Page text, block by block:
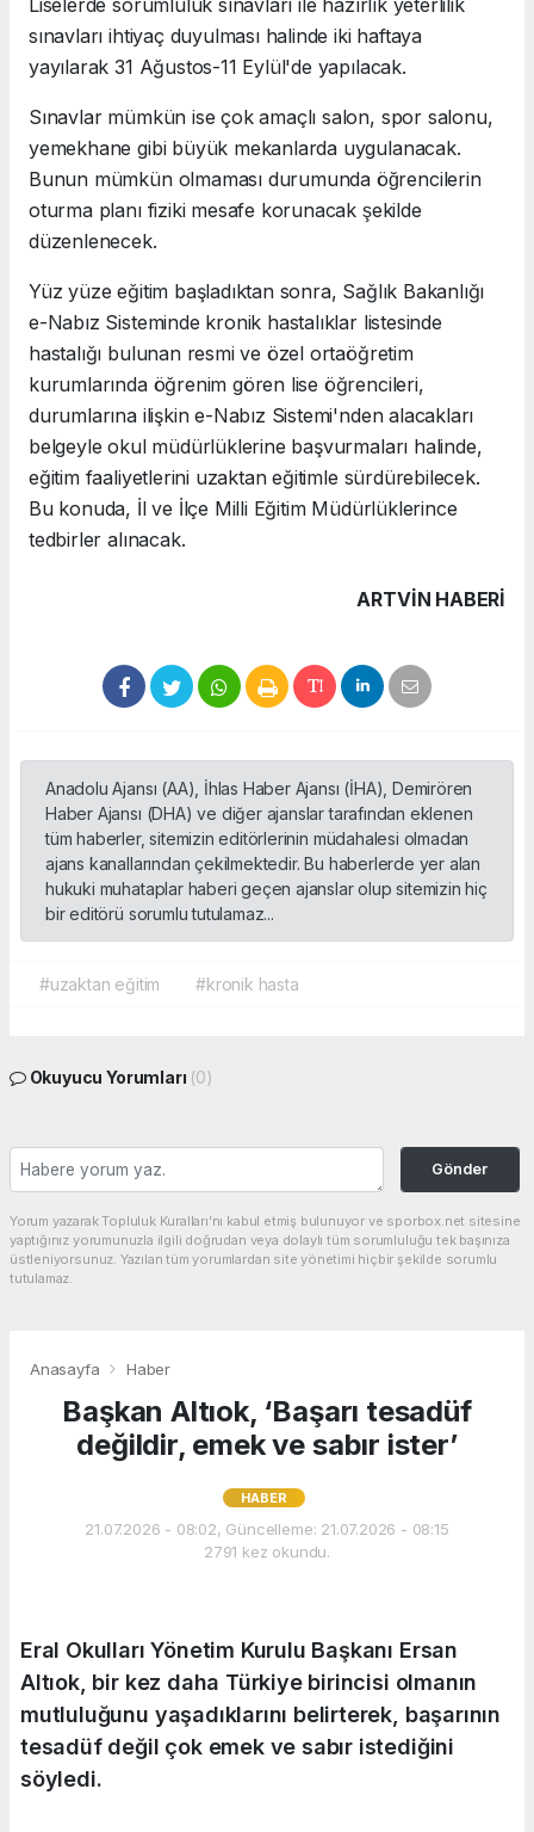
sınavları ihtiyaç duyulması halinde iki haftaya
yayılarak 31 Ağustos-11 Eylül'de yapılacak.
Sınavlar mümkün ise çok amaçlı salon, spor salonu,
yemekhane gibi büyük mekanlarda uygulanacak.
Bunun mümkün olmaması durumunda öğrencilerin
oturma planı fiziki mesafe korunacak şekilde
düzenlenecek.
Yüz yüze eğitim başladıktan sonra, Sağlık Bakanlığı
e-Nabız Sisteminde kronik hastalıklar listesinde
hastalığı bulunan resmi ve özel ortaöğretim
kurumlarında öğrenim gören lise öğrencileri,
durumlarına ilişkin e-Nabız Sistemi'nden alacakları
belgeyle okul müdürlüklerine başvurmaları halinde,
eğitim faaliyetlerini uzaktan eğitimle sürdürebilecek.
Bu konuda, İl ve İlçe Milli Eğitim Müdürlüklerince
tedbirler alınacak.
ARTVIN HABERİ
Anadolu Ajansı (AA), İhlas Haber Ajansı (İHA), Demirören
Haber Ajansı (DHA) ve diğer ajanslar tarafından eklenen
tüm haberler, sitemizin editörlerinin müdahalesi olmadan
ajans kanallarından çekilmektedir. Bu haberlerde yer alan
hukuki muhataplar haberi geçen ajanslar olup sitemizin hiç
bir editörü sorumlu tutulamaz...
#uzaktan eğitim #kronik hasta
Okuyucu Yorumları (0)
Gönder
Yorum yazarak Topluluk Kuralları’nı kabul etmiş bulunuyor ve sporbox.net sitesine
yaptığınız yorumunuzla ilgili doğrudan veya dolaylı tüm sorumluluğu tek başınıza
üstleniyorsunuz. Yazılan tüm yorumlardan site yönetimi hiçbir şekilde sorumlu
tutulamaz.
Anasayfa Haber
Başkan Altıok, ‘Başarı tesadüf
değildir, emek ve sabır ister’
HABER
21.07.2026 - 08:02, Güncelleme: 21.07.2026 - 08:15
2791 kez okundu.
Eral Okulları Yönetim Kurulu Başkanı Ersan
Altıok, bir kez daha Türkiye birincisi olmanın
mutluluğunu yaşadıklarını belirterek, başarının
tesadüf değil çok emek ve sabır istediğini
söyledi.